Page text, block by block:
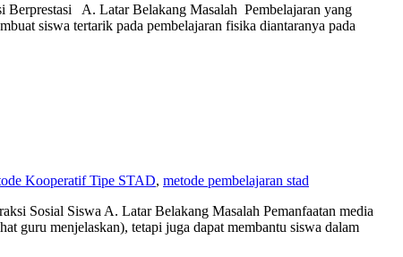
Berprestasi A. Latar Belakang Masalah Pembelajaran yang
siswa tertarik pada pembelajaran fisika diantaranya pada
Kooperatif Tipe STAD, metode pembelajaran stad
Sosial Siswa A. Latar Belakang Masalah Pemanfaatan media
guru menjelaskan), tetapi juga dapat membantu siswa dalam